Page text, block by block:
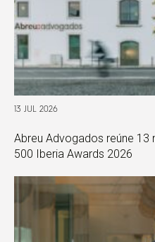
13 JUL 2026
Abreu Advogados reúne 13
500 Iberia Awards 2026